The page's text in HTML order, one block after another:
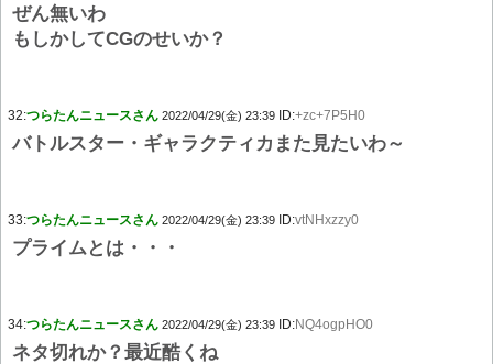
ぜん無いわ
もしかしてCGのせいか？
32:つらたんニュースさん 2022/04/29(金) 23:39 ID:+zc+7P5H0
バトルスター・ギャラクティカまた見たいわ～
33:つらたんニュースさん 2022/04/29(金) 23:39 ID:vtNHxzzy0
プライムとは・・・
34:つらたんニュースさん 2022/04/29(金) 23:39 ID:NQ4ogpHO0
ネタ切れか？最近酷くね